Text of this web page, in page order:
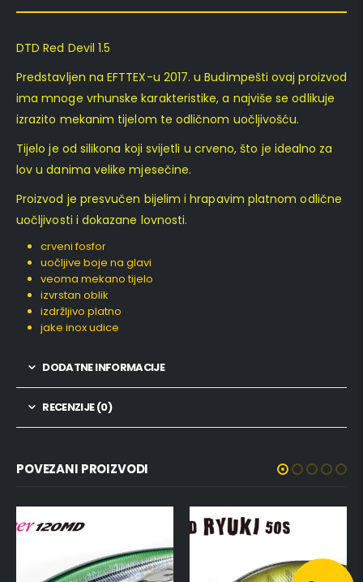
DTD Red Devil 1.5
Predstavljen na EFTTEX-u 2017. u Budimpešti ovaj proizvod
ima mnoge vrhunske karakteristike, a najviše se odlikuje
izrazito mekanim tijelom te odličnom uočljivošću.
Tijelo je od silikona koji svijetli u crveno, što je idealno za
lov u danima velike mjesečine.
Proizvod je presvučen bijelim i hrapavim platnom odlične
uočljivosti i dokazane lovnosti.
crveni fosfor
uočljive boje na glavi
veoma mekano tijelo
izvrstan oblik
izdržljivo platno
jake inox udice
DODATNE INFORMACIJE
RECENZIJE (0)
POVEZANI PROIZVODI